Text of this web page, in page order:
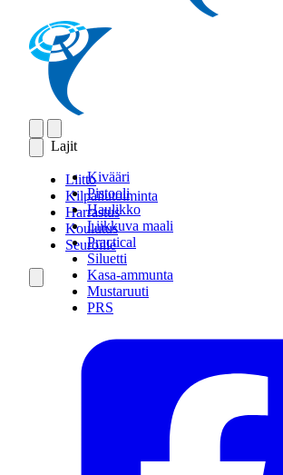
Lajit
Kivääri
Pistooli
Haulikko
Liikkuva maali
Practical
Siluetti
Kasa-ammunta
Mustaruuti
PRS
Liitto
Kilpailutoiminta
Harrastus
Koulutus
Seuroille